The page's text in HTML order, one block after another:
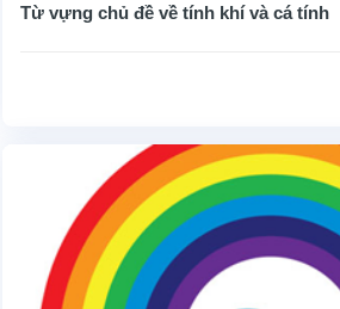
Từ vựng chủ đề về tính khí và cá tính